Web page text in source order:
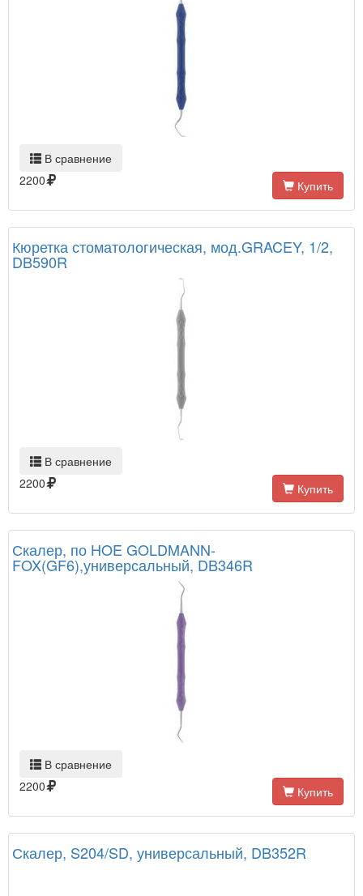
В сравнение
2200
Купить
Кюретка стоматологическая, мод.GRACEY, 1/2,
DB590R
В сравнение
2200
Купить
Скалер, по HOE GOLDMANN-
FOX(GF6),универсальный, DB346R
В сравнение
2200
Купить
Скалер, S204/SD, универсальный, DB352R